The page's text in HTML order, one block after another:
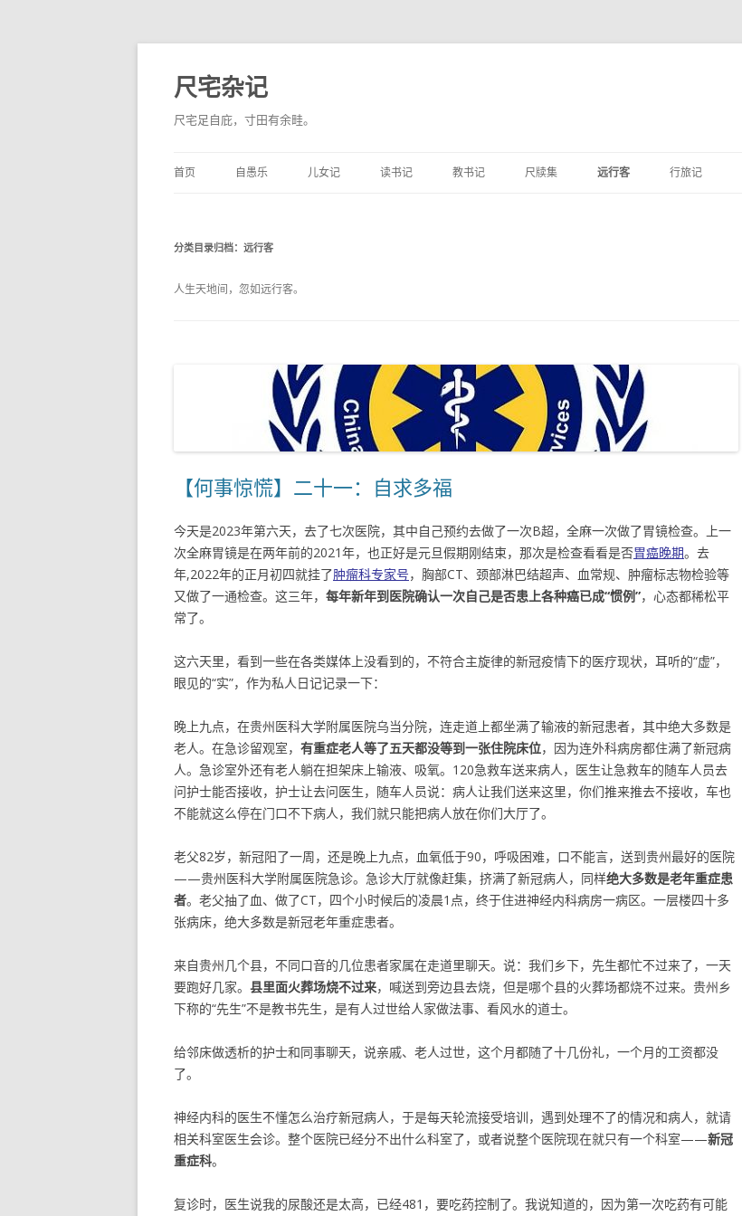
尺宅杂记
尺宅足自庇，寸田有余畦。
至
正
首页 自愚乐 儿女记 读书记 教书记 尺牍集 远行客 行旅记
分类目录归档： 远行客
人生天地间，忽如远行客。
【何事惊慌】二十一：自求多福
今天是2023年第六天，去了七次医院，其中自己预约去做了一次B超，全麻一次做了胃镜检查。上一
次全麻胃镜是在两年前的2021年，也正好是元旦假期刚结束，那次是检查看看是否胃癌晚期。去
年,2022年的正月初四就挂了肿瘤科专家号，胸部CT、颈部淋巴结超声、血常规、肿瘤标志物检验等
又做了一通检查。这三年， 每年新年到医院确认一次自己是否患上各种癌已成“惯例”，心态都稀松平
常了。
这六天里，看到一些在各类媒体上没看到的，不符合主旋律的新冠疫情下的医疗现状，耳听的“虚”，
眼见的“实”，作为私人日记记录一下：
晚上九点，在贵州医科大学附属医院乌当分院，连走道上都坐满了输液的新冠患者，其中绝大多数是
老人。在急诊留观室， 有重症老人等了五天都没等到一张住院床位，因为连外科病房都住满了新冠病
人。急诊室外还有老人躺在担架床上输液、吸氧。120急救车送来病人，医生让急救车的随车人员去
问护士能否接收，护士让去问医生，随车人员说：病人让我们送来这里，你们推来推去不接收，车也
不能就这么停在门口不下病人，我们就只能把病人放在你们大厅了。
老父82岁，新冠阳了一周，还是晚上九点，血氧低于90，呼吸困难，口不能言，送到贵州最好的医院
——贵州医科大学附属医院急诊。急诊大厅就像赶集，挤满了新冠病人，同样绝大多数是老年重症患
者。老父抽了血、做了CT，四个小时候后的凌晨1点，终于住进神经内科病房一病区。一层楼四十多
张病床，绝大多数是新冠老年重症患者。
来自贵州几个县，不同口音的几位患者家属在走道里聊天。说：我们乡下，先生都忙不过来了，一天
要跑好几家。 县里面火葬场烧不过来，喊送到旁边县去烧，但是哪个县的火葬场都烧不过来。贵州乡
下称的“先生”不是教书先生，是有人过世给人家做法事、看风水的道士。
给邻床做透析的护士和同事聊天，说亲戚、老人过世，这个月都随了十几份礼，一个月的工资都没
了。
神经内科的医生不懂怎么治疗新冠病人，于是每天轮流接受培训，遇到处理不了的情况和病人，就请
相关科室医生会诊。整个医院已经分不出什么科室了，或者说整个医院现在就只有一个科室——新冠
重症科。
复诊时，医生说我的尿酸还是太高，已经481，要吃药控制了。我说知道的，因为第一次吃药有可能